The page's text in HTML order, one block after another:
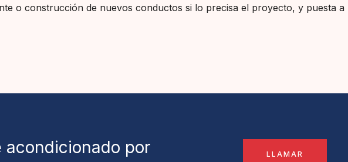
o construcción de nuevos conductos si lo precisa el proyecto, y puesta a
acondicionado por
LLAMAR